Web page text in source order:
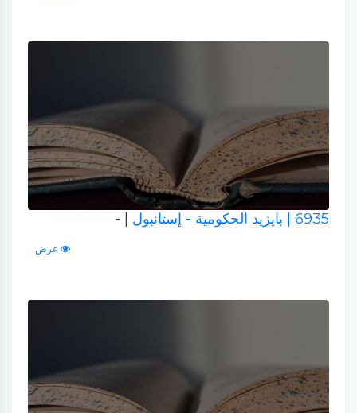
6935 | بايزيد الحكومية - إستانبول | -
عرض